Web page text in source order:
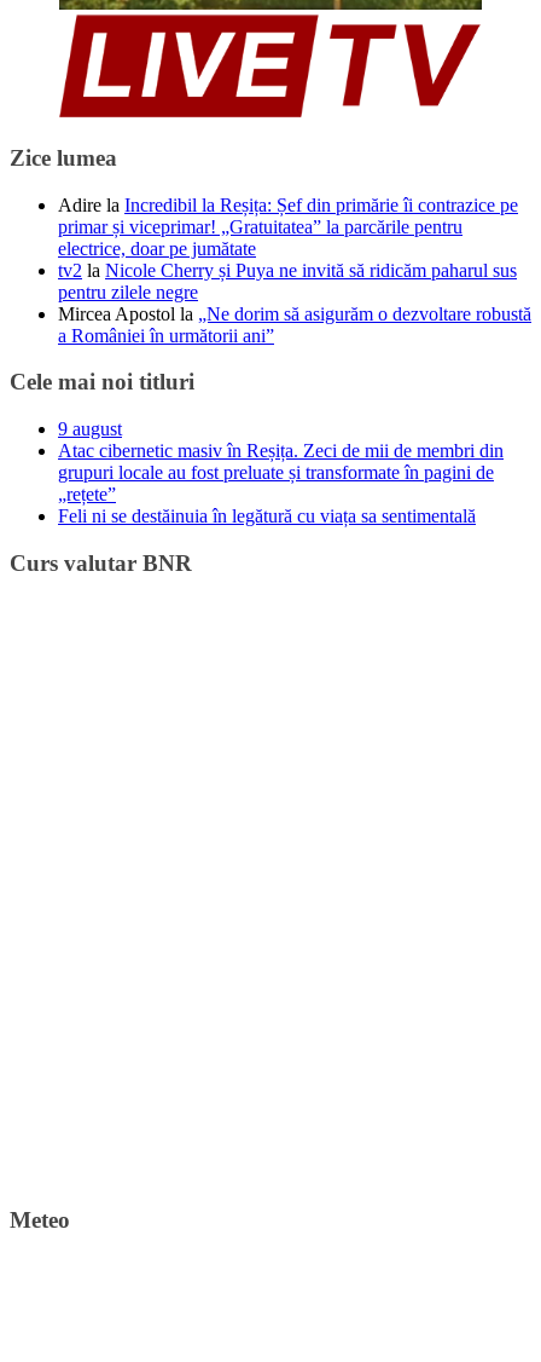
Zice lumea
Adire la Incredibil la Reșița: Șef din primărie îi contrazice pe
primar și viceprimar! „Gratuitatea” la parcările pentru
electrice, doar pe jumătate
tv2 la Nicole Cherry și Puya ne invită să ridicăm paharul sus
pentru zilele negre
Mircea Apostol la „Ne dorim să asigurăm o dezvoltare robustă
a României în următorii ani”
Cele mai noi titluri
9 august
Atac cibernetic masiv în Reșița. Zeci de mii de membri din
grupuri locale au fost preluate și transformate în pagini de
„rețete”
Feli ni se destăinuia în legătură cu viața sa sentimentală
Curs valutar BNR
Meteo